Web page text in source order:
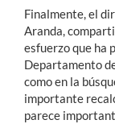
Finalmente, el
Aranda,
esfuerzo que ha
Departamento
como en la
importante
parece